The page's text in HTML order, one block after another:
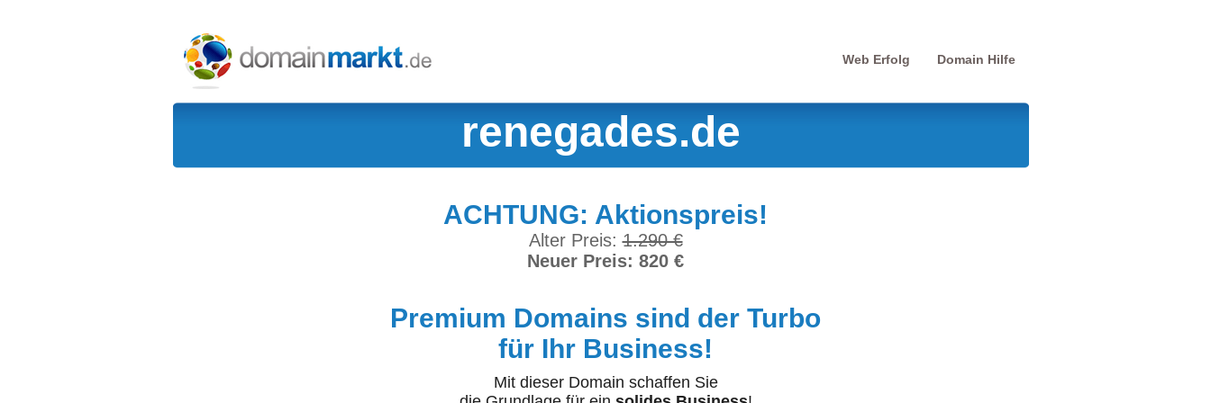
Web Erfolg Domain Hilfe
renegades.de
ACHTUNG: Aktionspreis!
Alter Preis:1.290 €
Neuer Preis: 820 €
Premium Domains sind der Turbo
für Ihr Business!
Mit dieser Domain schaffen Sie